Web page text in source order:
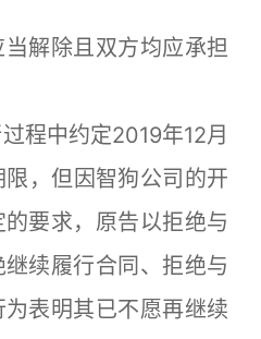
解除且双方均应承担
中约定2019年12月
，但因智狗公司的开
要求，原告以拒绝与
续履行合同、拒绝与
表明其已不愿再继续